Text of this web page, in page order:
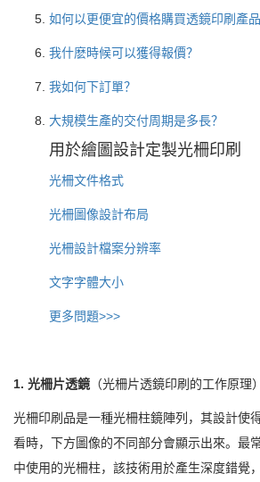
如何以更便宜的價格購買透鏡印刷產品
我什麽時候可以獲得報價？
我如何下訂單？
大規模生產的交付周期是多長？
用於繪圖設計定製光柵印刷
光柵文件格式
光柵圖像設計布局
光柵設計檔案分辨率
文字字體大小
更多問題>>>
1. 光柵片透鏡 （光柵片透鏡印刷的工作原理）
光柵印刷品是一種光柵柱鏡陣列，其設計使
看時，下方圖像的不同部分會顯示出來。最
中使用的光柵柱，該技術用於產生深度錯覺